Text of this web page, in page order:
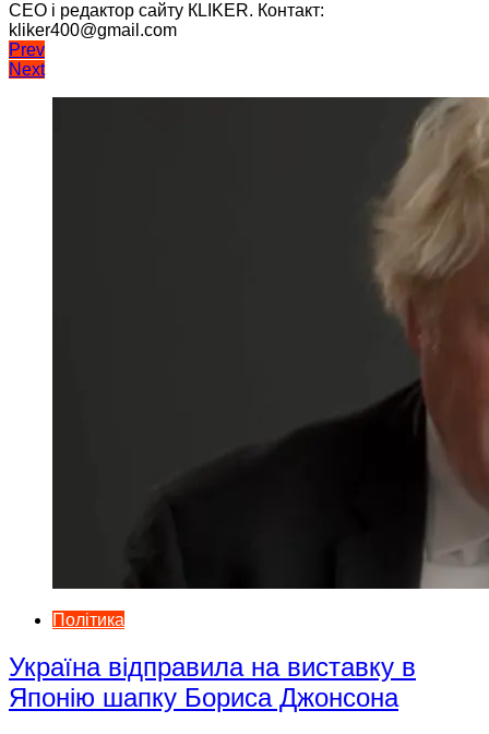
CEO і редактор сайту КLIKER. Контакт:
kliker400@gmail.com
Навігація
записів
Prev
Next
Політика
Україна відправила на виставку в
Японію шапку Бориса Джонсона